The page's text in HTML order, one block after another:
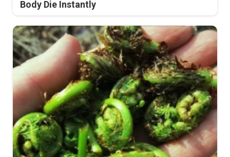
Body Die Instantly